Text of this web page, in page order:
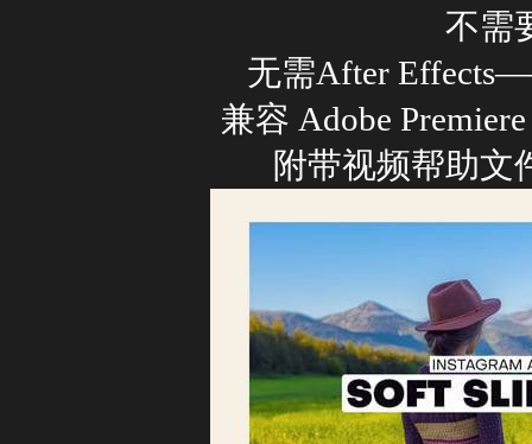
不需
无需After
兼容 Adobe
附带视频帮助文